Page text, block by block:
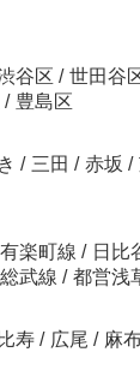
谷区 / 世田谷
/ 豊島区
/ 三田 / 赤坂 /
有楽町線 / 日比
総武線 / 都営浅
寿 / 広尾 / 麻